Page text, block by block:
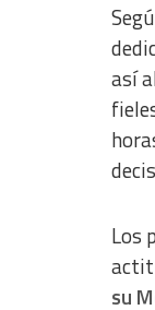
así
Los
su
Advertising